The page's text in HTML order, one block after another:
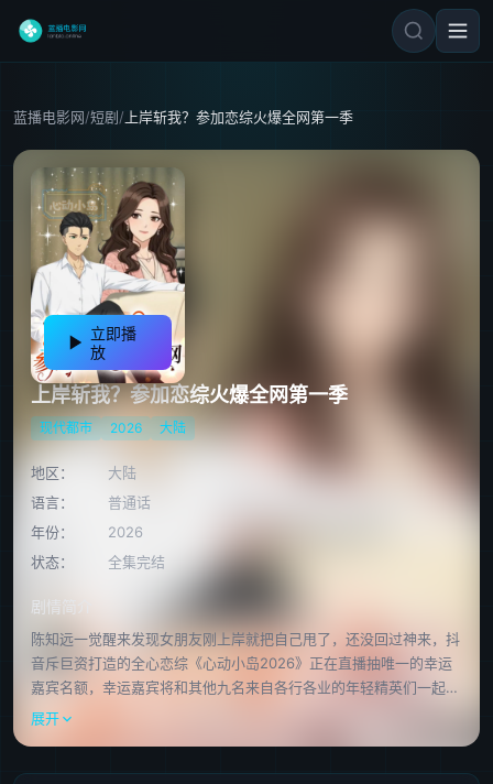
蓝播电影网/短剧/ 上岸斩我？参加恋综火爆全网第一季
立即播
放
上岸斩我？参加恋综火爆全网第一季
现代都市 2026 大陆
地区：
大陆
语言：
普通话
年份：
2026
状态：
全集完结
剧情简介
陈知远一觉醒来发现女朋友刚上岸就把自己甩了，还没回过神来，抖
音斥巨资打造的全心恋综《心动小岛2026》正在直播抽唯一的幸运
嘉宾名额，幸运嘉宾将和其他九名来自各行各业的年轻精英们一起去
海岛上生活一段时间。
展开